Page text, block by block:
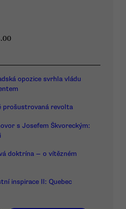
opozice svrhla vládu
prošustrovaná revolta
s Josefem Škvoreckým:
doktrína — o vítězném
inspirace II: Quebec